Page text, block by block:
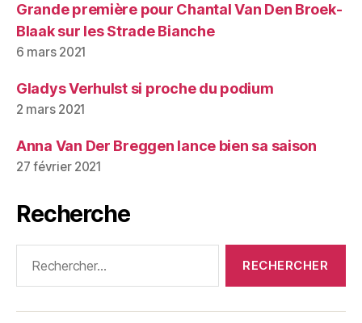
Grande première pour Chantal Van Den Broek-
Blaak sur les Strade Bianche
6 mars 2021
Gladys Verhulst si proche du podium
2 mars 2021
Anna Van Der Breggen lance bien sa saison
27 février 2021
Recherche